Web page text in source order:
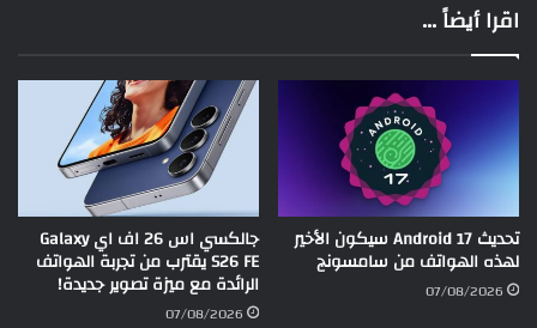
اقرا أيضاً ...
تحديث Android 17 سيكون الأخير
لهذه الهواتف من سامسونج
07/08/2026
جالكسي اس 26 اف اي Galaxy
S26 FE يقترب من تجربة الهواتف
الرائدة مع ميزة تصوير جديدة!
07/08/2026